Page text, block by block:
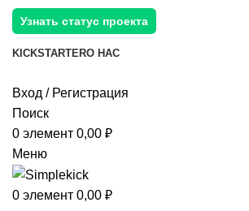
Узнать статус проекта
KICKSTARTERО НАС
Вход / Регистрация
Поиск
0 элемент 0,00 ₽
Меню
0 элемент 0,00 ₽